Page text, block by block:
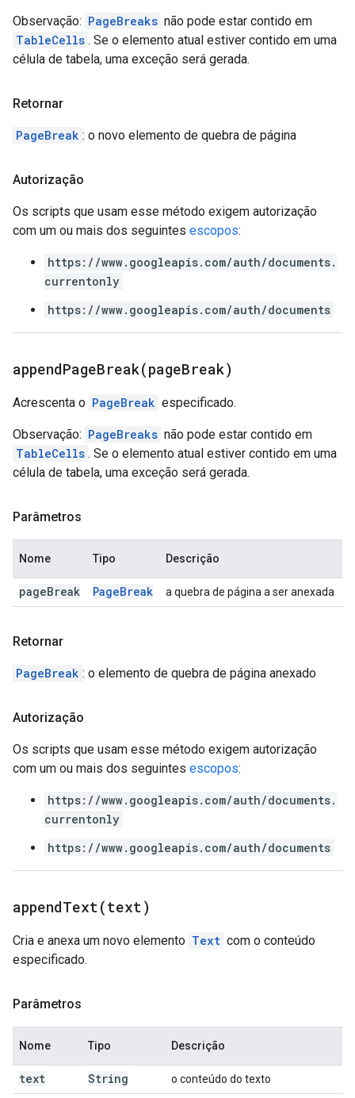
Observação: PageBreaks não pode estar contido em
TableCells . Se o elemento atual estiver contido em uma
célula de tabela, uma exceção será gerada.
Retornar
PageBreak : o novo elemento de quebra de página
Autorização
Os scripts que usam esse método exigem autorização
com um ou mais dos seguintes escopos:
https://www.googleapis.com/auth/documents.
currentonly
https://www.googleapis.com/auth/documents
appendPageBreak(pageBreak)
Acrescenta o PageBreak especificado.
Observação: PageBreaks não pode estar contido em
TableCells . Se o elemento atual estiver contido em uma
célula de tabela, uma exceção será gerada.
Parâmetros
Nome Tipo Descrição
pageBreak PageBreak a quebra de página a ser anexada
Retornar
PageBreak : o elemento de quebra de página anexado
Autorização
Os scripts que usam esse método exigem autorização
com um ou mais dos seguintes escopos:
https://www.googleapis.com/auth/documents.
currentonly
https://www.googleapis.com/auth/documents
appendText(text)
Cria e anexa um novo elemento Text com o conteúdo
especificado.
Parâmetros
Nome Tipo Descrição
text String o conteúdo do texto